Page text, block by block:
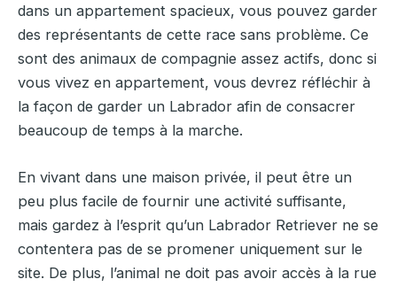
dans un appartement spacieux, vous pouvez garder
des représentants de cette race sans problème. Ce
sont des animaux de compagnie assez actifs, donc si
vous vivez en appartement, vous devrez réfléchir à
la façon de garder un Labrador afin de consacrer
beaucoup de temps à la marche.
En vivant dans une maison privée, il peut être un
peu plus facile de fournir une activité suffisante,
mais gardez à l’esprit qu’un Labrador Retriever ne se
contentera pas de se promener uniquement sur le
site. De plus, l’animal ne doit pas avoir accès à la rue